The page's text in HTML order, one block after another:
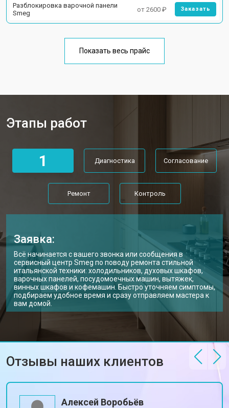
Разблокировка варочной панели
Smeg
от 2600 ₽ Заказать
Показать весь прайс
Этапы работ
1 Диагностика Согласование
Ремонт Контроль
Заявка:
Всё начинается с вашего звонка или сообщения в
сервисный центр Smeg по поводу ремонта стильной
итальянской техники: холодильников, духовых шкафов,
варочных панелей, посудомоечных машин, вытяжек,
винных шкафов и кофемашин. Быстро уточняем симптомы,
подбираем удобное время и сразу отправляем мастера к
вам домой.
Отзывы наших клиентов
Алексей Воробьёв